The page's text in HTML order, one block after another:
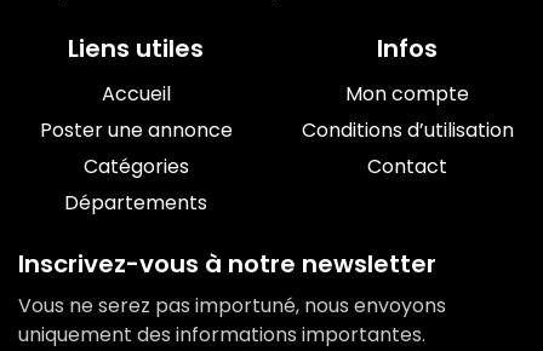
Liens utiles
Accueil
Poster une annonce
Catégories
Départements
Infos
Mon compte
Conditions d’utilisation
Contact
Inscrivez-vous à notre newsletter
Vous ne serez pas importuné, nous envoyons
uniquement des informations importantes.